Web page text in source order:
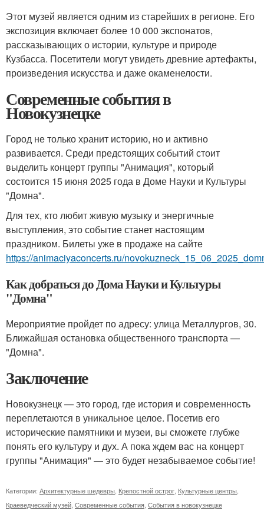
Этот музей является одним из старейших в регионе. Его
экспозиция включает более 10 000 экспонатов,
рассказывающих о истории, культуре и природе
Кузбасса. Посетители могут увидеть древние артефакты,
произведения искусства и даже окаменелости.
Современные события в
Новокузнецке
Город не только хранит историю, но и активно
развивается. Среди предстоящих событий стоит
выделить концерт группы "Анимация", который
состоится 15 июня 2025 года в Доме Науки и Культуры
"Домна".
Для тех, кто любит живую музыку и энергичные
выступления, это событие станет настоящим
праздником. Билеты уже в продаже на сайте
https://animaciyaconcerts.ru/
Как добраться до Дома Науки и Культуры
"Домна"
Мероприятие пройдет по адресу: улица Металлургов, 30.
Ближайшая остановка общественного транспорта —
"Домна".
Заключение
Новокузнецк — это город, где история и современность
переплетаются в уникальное целое. Посетив его
исторические памятники и музеи, вы сможете глубже
понять его культуру и дух. А пока ждем вас на концерт
группы "Анимация" — это будет незабываемое событие!
Категории: Архитектурные шедевры Крепостной острог Культурные центры
Краеведческий музей Современные события События в новокузнецке